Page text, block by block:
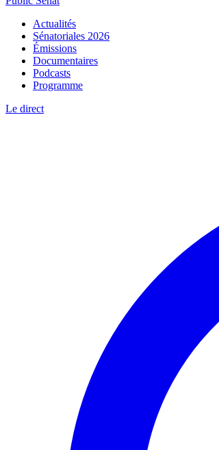
Actualités
Sénatoriales 2026
Émissions
Documentaires
Podcasts
Programme
Le direct